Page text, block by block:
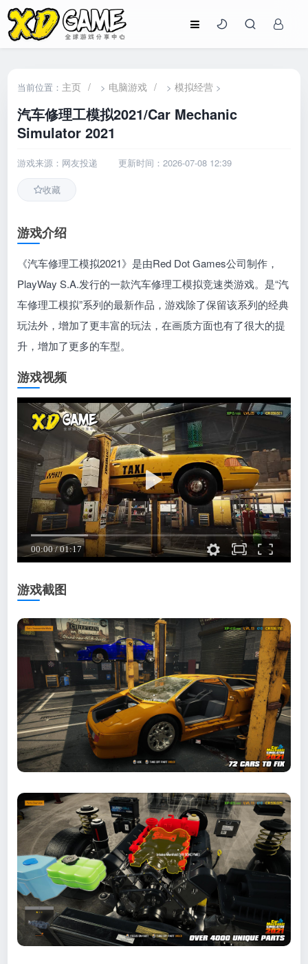
当前位置： 主页 / > 电脑游戏 / >模拟经营 >
汽车修理工模拟2021/Car Mechanic
Simulator 2021
游戏来源：网友投递 更新时间：2026-07-08 12:39
收藏
游戏介绍
《汽车修理工模拟2021》是由Red Dot Games公司制作，
PlayWay S.A.发行的一款汽车修理工模拟竞速类游戏。是“汽
车修理工模拟”系列的最新作品，游戏除了保留该系列的经典
玩法外，增加了更丰富的玩法，在画质方面也有了很大的提
升，增加了更多的车型。
游戏视频
游戏截图